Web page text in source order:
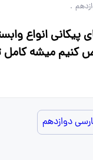
.
پیکانی انواع
میشه کامل
دوازدهم